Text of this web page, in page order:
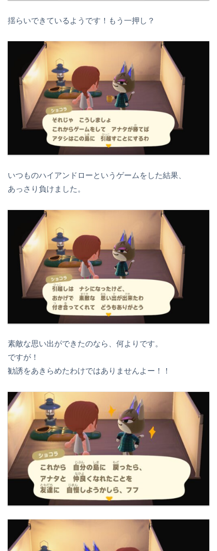
揺らいできているようです！もう一押し？
いつものハイアンドローというゲームをした結果、
あっさり負けました。
素敵な思い出ができたのなら、何よりです。
ですが！
勧誘をあきらめたわけではありませんよー！！